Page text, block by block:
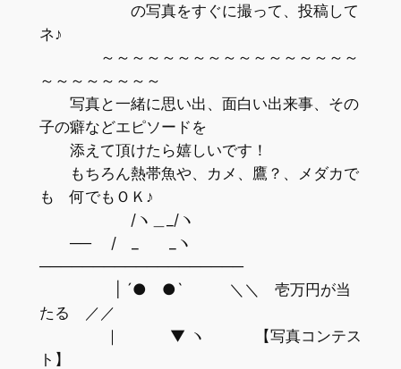
の写真をすぐに撮って、投稿して
ネ♪
～～～～～～～～～～～～～～～～～
～～～～～～～～
写真と一緒に思い出、面白い出来事、その
子の癖などエピソードを
添えて頂けたら嬉しいです！
もちろん熱帯魚や、カメ、鷹？、メダカで
も 何でもＯＫ♪
/ヽ＿_/ヽ
── / _ _ヽ
───────────────────
| ´● ●` ＼＼ 壱万円が当
たる ／／
｜ ▼ ヽ 【写真コンテス
ト】